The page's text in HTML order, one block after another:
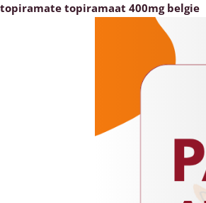
topiramate topiramaat 400mg belgie